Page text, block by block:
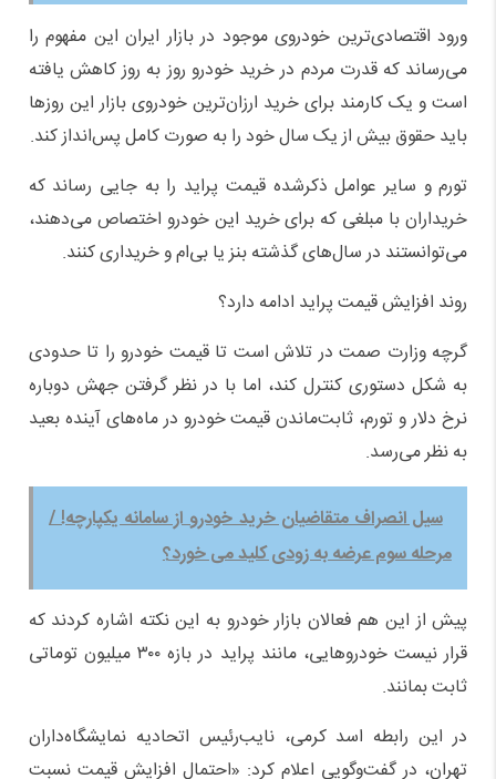
ورود اقتصادی‌ترین خودروی موجود در بازار ایران این مفهوم را
می‌رساند که قدرت مردم در خرید خودرو روز به روز کاهش یافته
است و یک کارمند برای خرید ارزان‌ترین خودروی بازار این روزها
باید حقوق بیش از یک سال خود را به صورت کامل پس‌انداز کند.
تورم و سایر عوامل ذکرشده قیمت پراید را به جایی رساند که
خریداران با مبلغی که برای خرید این خودرو اختصاص می‌دهند،
می‌توانستند در سال‌های گذشته بنز یا بی‌ام و خریداری کنند.
روند افزایش قیمت پراید ادامه دارد؟
گرچه وزارت صمت در تلاش است تا قیمت خودرو را تا حدودی
به شکل دستوری کنترل کند، اما با در نظر گرفتن جهش دوباره
نرخ دلار و تورم، ثابت‌ماندن قیمت خودرو در ماه‌های آینده بعید
به نظر می‌رسد.
سیل انصراف متقاضیان خرید خودرو از سامانه یکپارچه! /
مرحله سوم عرضه به زودی کلید می خورد؟
پیش از این هم فعالان بازار خودرو به این نکته اشاره کردند که
قرار نیست خودروهایی، مانند پراید در بازه ۳۰۰ میلیون توماتی
ثابت بمانند.
در این رابطه اسد کرمی، نایب‌رئیس اتحادیه نمایشگاه‌داران
تهران، در گفت‌وگویی اعلام کرد: «احتمال افزایش قیمت نسبت